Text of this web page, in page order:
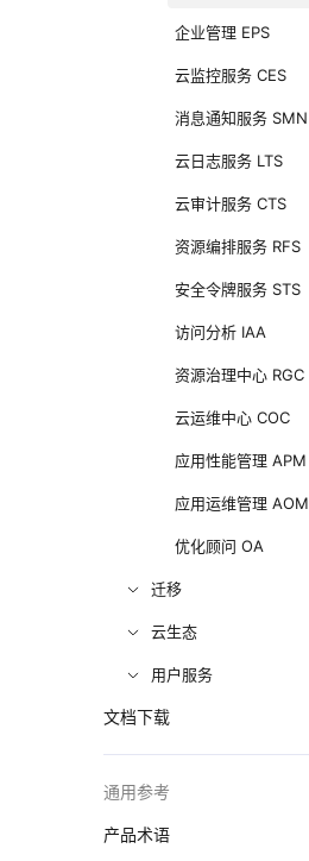
企业管理 EPS
云监控服务 CES
消息通知服务 SMN
云日志服务 LTS
云审计服务 CTS
资源编排服务 RFS
安全令牌服务 STS
访问分析 IAA
资源治理中心 RGC
云运维中心 COC
应用性能管理 APM
应用运维管理 AOM
优化顾问 OA
迁移
云生态
用户服务
文档下载
通用参考
产品术语